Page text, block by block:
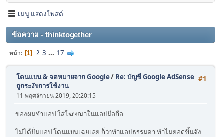
เมนู แสดงโพสต์
ข้อความ - thinktogether
หน้า 1 2 3 ... 17
#1
โดนแบน & จดหมายจาก Google/ Re: บัญชี Google AdSense
ถูกระงับการใช้งาน
11 พฤศจิกายน 2019, 20:20:15
ของผมทำแอป ใส่โฆษณาในแอปมือถือ
ไม่ได้ปั่นแอป โดนแบนเฉยเลย ก็ว่าทำแอปธรรมดา ทำไมยอดขึ้นจัง